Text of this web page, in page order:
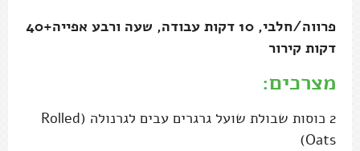
פרווה/חלבי, 10 דקות עבודה, שעה ורבע אפייה+40
דקות קירור
מצרכים:
2 כוסות שבולת שועל גרגרים עבים לגרנולה (Rolled
Oats)